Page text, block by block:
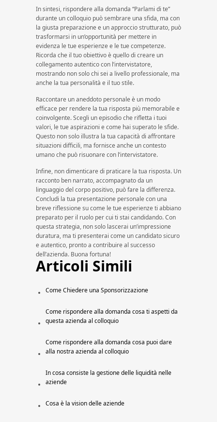
In sintesi, rispondere alla domanda “Parlami di te”
durante un colloquio può sembrare una sfida, ma con
la giusta preparazione e un approccio strutturato, può
trasformarsi in un’opportunità per mettere in
evidenza le tue esperienze e le tue competenze.
Ricorda che il tuo obiettivo è quello di creare un
collegamento autentico con l’intervistatore,
mostrando non solo chi sei a livello professionale, ma
anche la tua personalità e il tuo stile.
Raccontare un aneddoto personale è un modo
efficace per rendere la tua risposta più memorabile e
coinvolgente. Scegli un episodio che rifletta i tuoi
valori, le tue aspirazioni e come hai superato le sfide.
Questo non solo illustra la tua capacità di affrontare
situazioni difficili, ma fornisce anche un contesto
umano che può risuonare con l’intervistatore.
Infine, non dimenticare di praticare la tua risposta. Un
racconto ben narrato, accompagnato da un
linguaggio del corpo positivo, può fare la differenza.
Concludi la tua presentazione personale con una
breve riflessione su come le tue esperienze ti abbiano
preparato per il ruolo per cui ti stai candidando. Con
questa strategia, non solo lascerai un’impressione
duratura, ma ti presenterai come un candidato sicuro
e autentico, pronto a contribuire al successo
dell’azienda. Buona fortuna!
Articoli Simili
Come Chiedere una Sponsorizzazione​
Come rispondere alla domanda cosa ti aspetti da
questa azienda al colloquio
Come rispondere alla domanda cosa puoi dare
alla nostra azienda al colloquio
In cosa consiste la gestione delle liquidità nelle
aziende
Cosa è la vision delle aziende